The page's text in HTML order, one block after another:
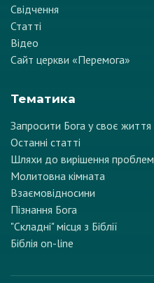
Свідчення
Статті
Відео
Сайт церкви «Перемога»
Тематика
Запросити Бога у своє життя
Останні статті
Шляхи до вирішення проблем
Молитовна кімната
Взаємовідносини
Пізнання Бога
"Складні" місця з Біблії
Біблія on-line